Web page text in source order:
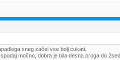
sneg začel vse bolj cukati.
močno, dobra je bila desna proga do